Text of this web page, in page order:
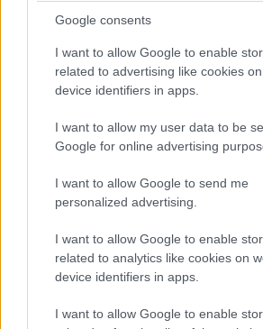
Google consents
I want to allow Google to enable
related to advertising like cookies
device identifiers in apps.
I want to allow my user data to be
Google for online advertising
I want to allow Google to send me
personalized advertising.
I want to allow Google to enable
related to analytics like cookies on
device identifiers in apps.
I want to allow Google to enable
Υδραγωγείο
Πτολεμαΐδας
6 Αυγούστου 2026, 10:28
ΤΟΠΙΚΉ ΕΠΙΚΑΙΡΌΤΗΤΑ
Παρουσίαση του
βιβλίου του Γιάννη
Παπαδόπουλου με
τίτλο: «Διάλογοι μιας
Σε
το